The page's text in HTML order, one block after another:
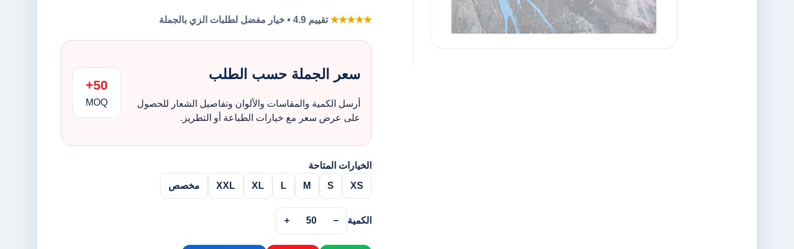
★★★★★تقييم 4.9 • خيار مفضل لطلبات الزي بالجملة
سعر الجملة حسب الطلب
أرسل الكمية والمقاسات والألوان وتفاصيل الشعار للحصول
على عرض سعر مع خيارات الطباعة أو التطريز.
50+
MOQ
الخيارات المتاحة
XS
S
M
L
XL
XXL مخصص
الكمية −
50
+